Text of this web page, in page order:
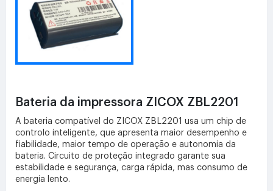
Bateria da impressora ZICOX ZBL2201
A bateria compatível do ZICOX ZBL2201 usa um chip de
controlo inteligente, que apresenta maior desempenho e
fiabilidade, maior tempo de operação e autonomia da
bateria. Circuito de proteção integrado garante sua
estabilidade e segurança, carga rápida, mas consumo de
energia lento.